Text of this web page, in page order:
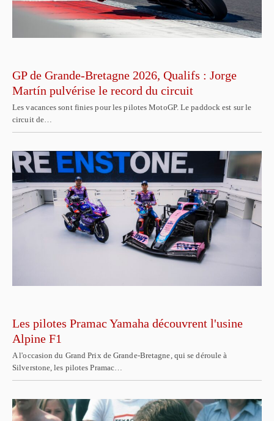
GP de Grande-Bretagne 2026, Qualifs : Jorge
Martín pulvérise le record du circuit
Les vacances sont finies pour les pilotes MotoGP. Le paddock est sur le
circuit de…
Les pilotes Pramac Yamaha découvrent l'usine
Alpine F1
A l'occasion du Grand Prix de Grande-Bretagne, qui se déroule à
Silverstone, les pilotes Pramac…